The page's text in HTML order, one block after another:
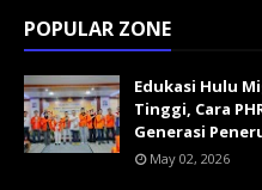
POPULAR ZONE
Edukasi Hulu
Tinggi, Cara
Generasi
May 02, 2026